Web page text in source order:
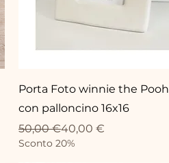
Porta Foto winnie the Pooh
con palloncino 16x16
Prix original
50,00 €
Prix promotionnel
40,00 €
Sconto 20%